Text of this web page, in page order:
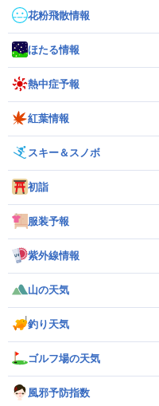
花粉飛散情報
ほたる情報
熱中症予報
紅葉情報
スキー＆スノボ
初詣
服装予報
紫外線情報
山の天気
釣り天気
ゴルフ場の天気
風邪予防指数